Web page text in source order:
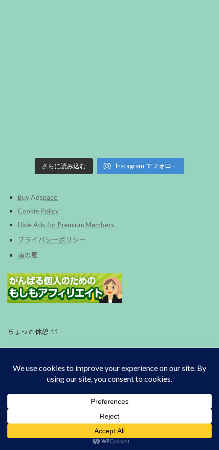
さらに読み込む Instagram でフォロー
Buy Adspace
Cookie Policy
Hide Ads for Premium Members
プライバシーポリシー
南の風
ちょっと休憩-11
菜園の様子-26
ピクシスバンS331M-終了